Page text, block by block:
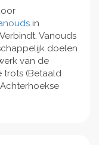
in
Vanouds
doelen
van de
trots (Betaald